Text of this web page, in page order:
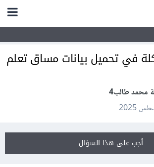
في تحميل بيانات مساق تعلم
محمد طالب4
أجب على هذا السؤال